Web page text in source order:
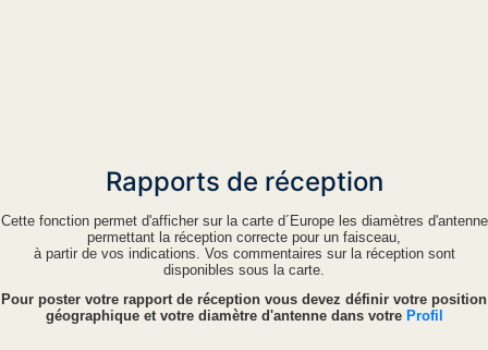
Rapports de réception
Cette fonction permet d'afficher sur la carte d´Europe les diamètres d'antenne
permettant la réception correcte pour un faisceau,
à partir de vos indications. Vos commentaires sur la réception sont
disponibles sous la carte.
Pour poster votre rapport de réception vous devez définir votre position
géographique et votre diamètre d'antenne dans votre Profil